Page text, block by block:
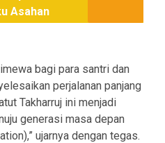
Asahan
bagi para santri dan
perjalanan panjang
Takharruj ini menjadi
generasi masa depan
ujarnya dengan tegas.